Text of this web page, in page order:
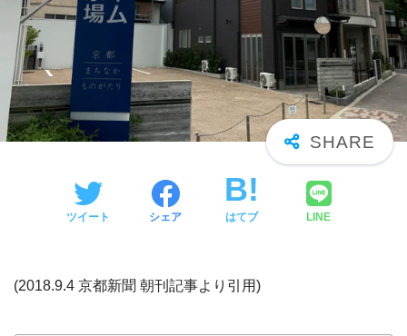
ツイート シェア はてブ LINE
(2018.9.4 京都新聞 朝刊記事より引用)